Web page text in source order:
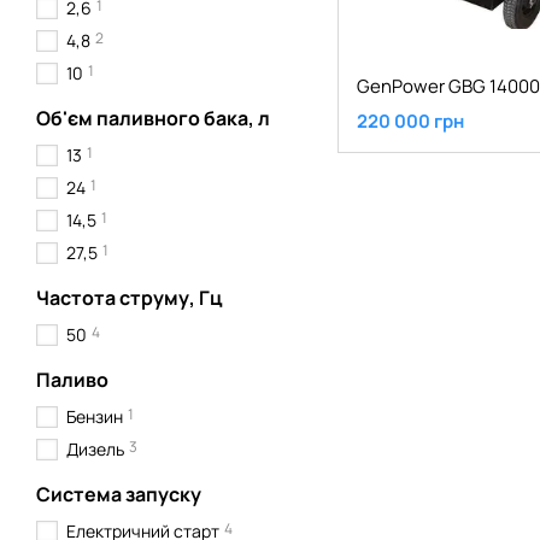
GenPower GBG
220 000 грн
2,6 1
4,8 2
10 1
Об'єм паливного бака, л
13 1
24 1
14,5 1
27,5 1
Частота струму, Гц
50 4
Паливо
Бензин 1
Дизель 3
Система запуску
Електричний старт 4